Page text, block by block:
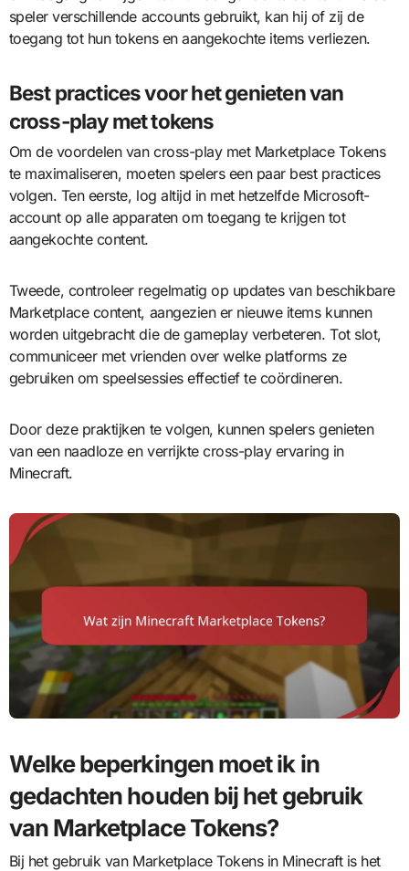
speler verschillende accounts gebruikt, kan hij of zij de
toegang tot hun tokens en aangekochte items verliezen.
Best practices voor het genieten van
cross-play met tokens
Om de voordelen van cross-play met Marketplace Tokens
te maximaliseren, moeten spelers een paar best practices
volgen. Ten eerste, log altijd in met hetzelfde Microsoft-
account op alle apparaten om toegang te krijgen tot
aangekochte content.
Tweede, controleer regelmatig op updates van beschikbare
Marketplace content, aangezien er nieuwe items kunnen
worden uitgebracht die de gameplay verbeteren. Tot slot,
communiceer met vrienden over welke platforms ze
gebruiken om speelsessies effectief te coördineren.
Door deze praktijken te volgen, kunnen spelers genieten
van een naadloze en verrijkte cross-play ervaring in
Minecraft.
Welke beperkingen moet ik in
gedachten houden bij het gebruik
van Marketplace Tokens?
Bij het gebruik van Marketplace Tokens in Minecraft is het